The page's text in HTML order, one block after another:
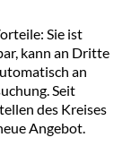
Sie ist
kann an Dritte
an
Seit
des Kreises
Angebot.